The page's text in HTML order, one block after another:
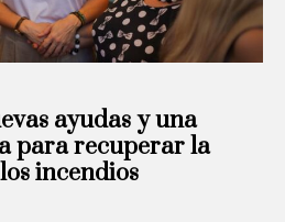
ayudas y una
para recuperar la
incendios